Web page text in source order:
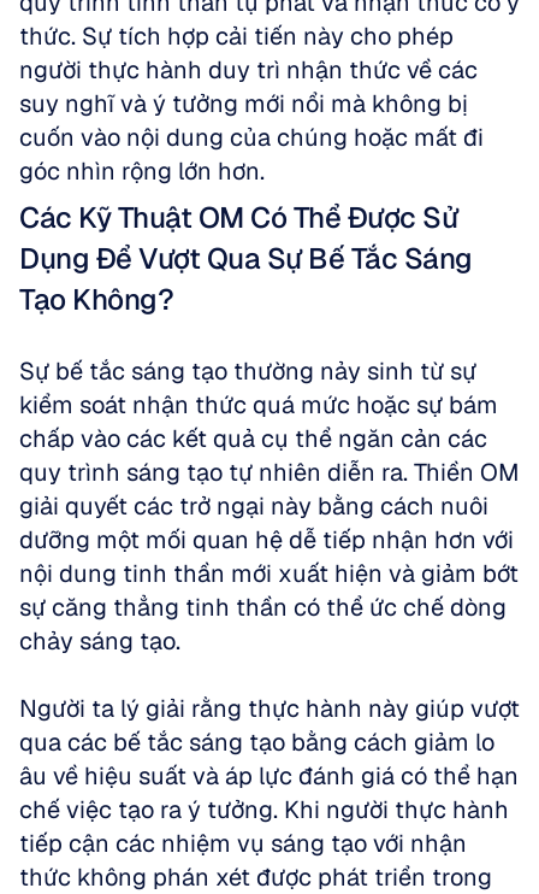
thức. Sự tích hợp cải tiến này cho phép
người thực hành duy trì nhận thức về các
suy nghĩ và ý tưởng mới nổi mà không bị
cuốn vào nội dung của chúng hoặc mất đi
góc nhìn rộng lớn hơn.
Các Kỹ Thuật OM Có Thể Được Sử
Dụng Để Vượt Qua Sự Bế Tắc Sáng
Tạo Không?
Sự bế tắc sáng tạo thường nảy sinh từ sự
kiểm soát nhận thức quá mức hoặc sự bám
chấp vào các kết quả cụ thể ngăn cản các
quy trình sáng tạo tự nhiên diễn ra. Thiền OM
giải quyết các trở ngại này bằng cách nuôi
dưỡng một mối quan hệ dễ tiếp nhận hơn với
nội dung tinh thần mới xuất hiện và giảm bớt
sự căng thẳng tinh thần có thể ức chế dòng
chảy sáng tạo.
Người ta lý giải rằng thực hành này giúp vượt
qua các bế tắc sáng tạo bằng cách giảm lo
âu về hiệu suất và áp lực đánh giá có thể hạn
chế việc tạo ra ý tưởng. Khi người thực hành
tiếp cận các nhiệm vụ sáng tạo với nhận
thức không phán xét được phát triển trong